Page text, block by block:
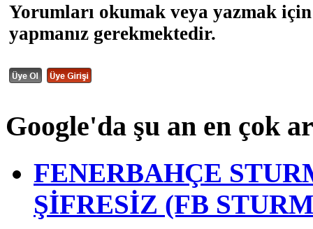
Yorumları okumak veya yazmak
yapmanız gerekmektedir.
Google'da şu an en çok
FENERBAHÇE
ŞİFRESİZ (FB